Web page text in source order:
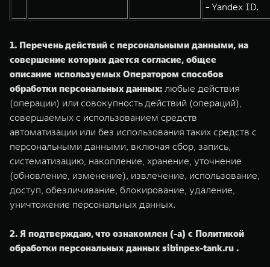
- Yandex ID.
1. Перечень действий с персональными данными, на
совершение которых дается согласие, общее
описание используемых Оператором способов
обработки персональных данных: любые действия
(операции) или совокупность действий (операций),
совершаемых с использованием средств
автоматизации или без использования таких средств с
персональными данными, включая сбор, запись,
систематизацию, накопление, хранение, уточнение
(обновление, изменение), извлечение, использование,
доступ, обезличивание, блокирование, удаление,
уничтожение персональных данных.
2. Я подтверждаю, что ознакомлен (-а) с Политикой
обработки персональных данных sibinpex-tank.ru .